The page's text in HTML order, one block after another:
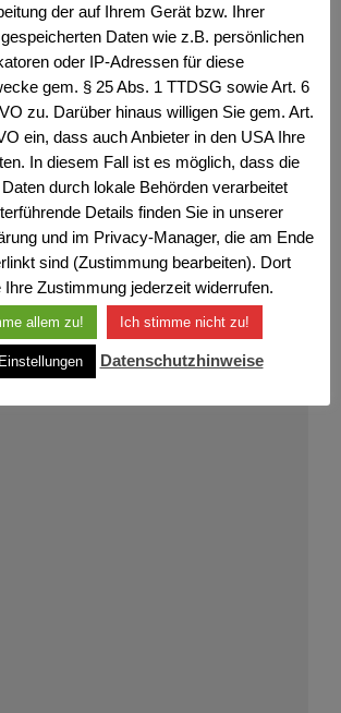
der auf Ihrem Gerät bzw. Ihrer
Daten wie z.B. persönlichen
oder IP-Adressen für diese
gem. § 25 Abs. 1 TTDSG sowie Art. 6
zu. Darüber hinaus willigen Sie gem. Art.
ein, dass auch Anbieter in den USA Ihre
In diesem Fall ist es möglich, dass die
durch lokale Behörden verarbeitet
Details finden Sie in unserer
und im Privacy-Manager, die am Ende
sind (Zustimmung bearbeiten). Dort
Ihre Zustimmung jederzeit widerrufen.
allem zu! Ich stimme nicht zu!
Datenschutzhinweise